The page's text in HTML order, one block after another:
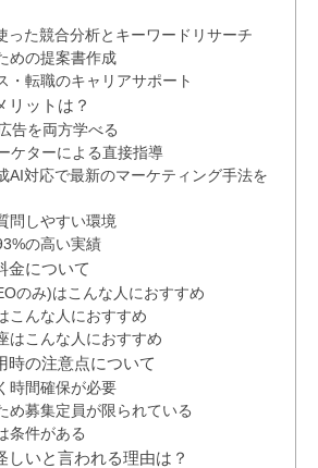
った競合分析とキーワードリサーチ
めの提案書作成
・転職のキャリアサポート
リットは？
告を両方学べる
ケターによる直接指導
AI対応で最新のマーケティング手法を
問しやすい環境
の高い実績
金について
のみ)はこんな人におすすめ
こんな人におすすめ
はこんな人におすすめ
時の注意点について
時間確保が必要
め募集定員が限られている
条件がある
しいと言われる理由は？